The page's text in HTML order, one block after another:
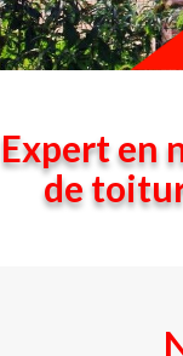
Expert en
de